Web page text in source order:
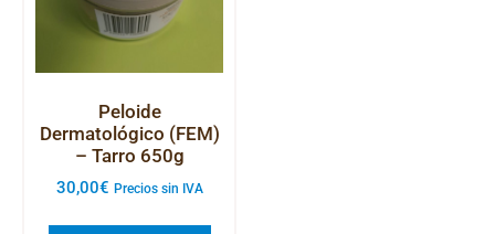
Peloide
Dermatológico (FEM)
– Tarro 650g
30,00€ Precios sin IVA